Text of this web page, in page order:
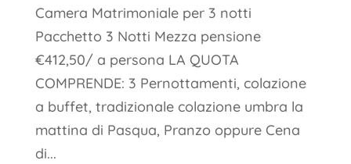
Camera Matrimoniale per 3 notti
Pacchetto 3 Notti Mezza pensione
€412,50/ a persona LA QUOTA
COMPRENDE: 3 Pernottamenti, colazione
a buffet, tradizionale colazione umbra la
mattina di Pasqua, Pranzo oppure Cena
di...